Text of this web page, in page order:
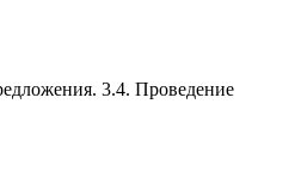
3.4. Проведение